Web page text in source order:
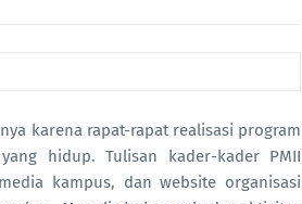
karena rapat-rapat realisasi program
hidup. Tulisan kader-kader PMII
kampus, dan website organisasi